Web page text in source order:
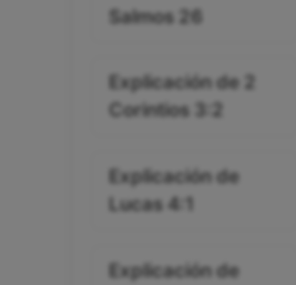
Salmos 26
Explicación de 2
Corintios 3:2
Explicación de
Lucas 4:1
Explicación de